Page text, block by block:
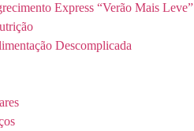
Express “Verão Mais Leve”
Descomplicada